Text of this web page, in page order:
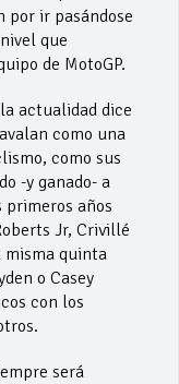
por ir pasándose
que
de MotoGP.
actualidad dice
como una
como sus
-y ganado- a
primeros años
Jr, Crivillé
misma quinta
o Casey
con los
será